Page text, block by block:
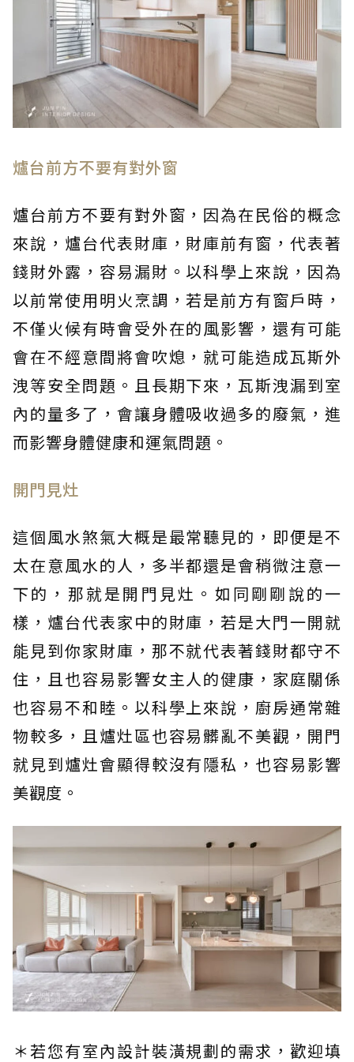
爐台前方不要有對外窗
爐台前方不要有對外窗，因為在民俗的概念
來說，爐台代表財庫，財庫前有窗，代表著
錢財外露，容易漏財。以科學上來說，因為
以前常使用明火烹調，若是前方有窗戶時，
不僅火候有時會受外在的風影響，還有可能
會在不經意間將會吹熄，就可能造成瓦斯外
洩等安全問題。且長期下來，瓦斯洩漏到室
內的量多了，會讓身體吸收過多的廢氣，進
而影響身體健康和運氣問題。
開門見灶
這個風水煞氣大概是最常聽見的，即便是不
太在意風水的人，多半都還是會稍微注意一
下的，那就是開門見灶。如同剛剛說的一
樣，爐台代表家中的財庫，若是大門一開就
能見到你家財庫，那不就代表著錢財都守不
住，且也容易影響女主人的健康，家庭關係
也容易不和睦。以科學上來說，廚房通常雜
物較多，且爐灶區也容易髒亂不美觀，開門
就見到爐灶會顯得較沒有隱私，也容易影響
美觀度。
＊若您有室內設計裝潢規劃的需求，歡迎填